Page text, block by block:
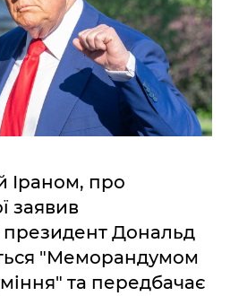
Іраном, про
заявив
Дональд
"Меморандумом
та передбачає